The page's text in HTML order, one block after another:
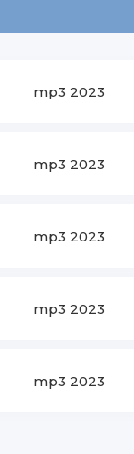
mp3 2023
mp3 2023
mp3 2023
mp3 2023
mp3 2023